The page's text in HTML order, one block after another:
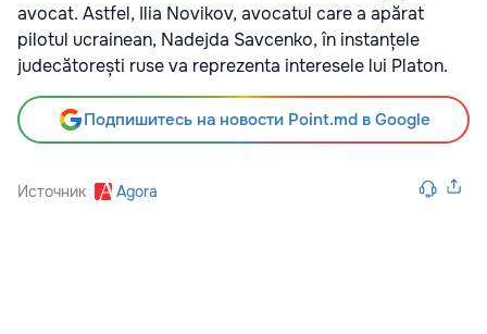
avocat. Astfel, Ilia Novikov, avocatul care a apărat
pilotul ucrainean, Nadejda Savcenko, în instanțele
judecătorești ruse va reprezenta interesele lui Platon.
Подпишитесь на новости Point.md в Google
Источник Agora